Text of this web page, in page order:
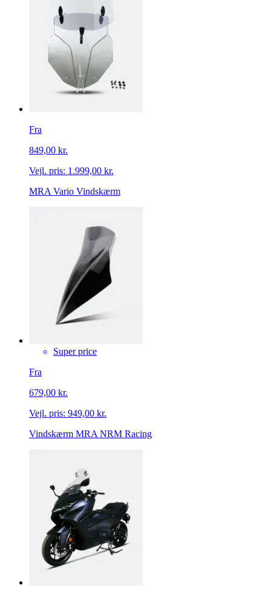
Fra
849,00 kr.
Vejl. pris: 1.999,00 kr.
MRA Vario Vindskærm
Super price
Fra
679,00 kr.
Vejl. pris: 949,00 kr.
Vindskærm MRA NRM Racing